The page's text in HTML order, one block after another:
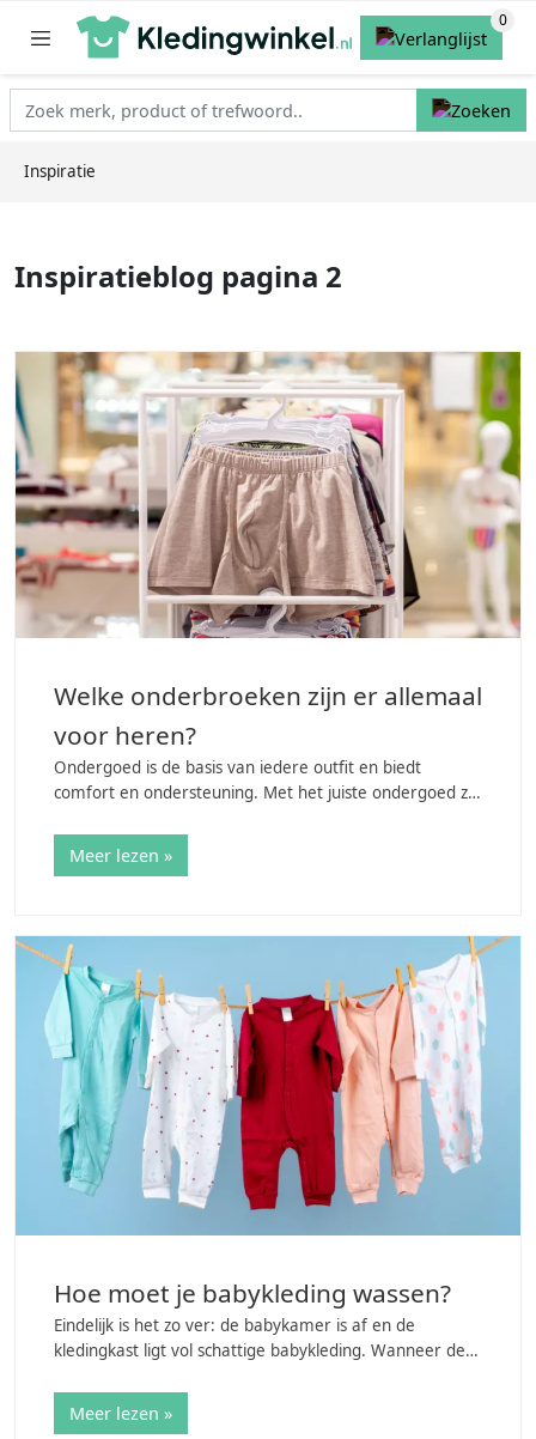
Inspiratie
Inspiratieblog pagina 2
Welke onderbroeken zijn er allemaal
voor heren?
Ondergoed is de basis van iedere outfit en biedt
comfort en ondersteuning. Met het juiste ondergoed zit
Meer lezen »
Hoe moet je babykleding wassen?
Eindelijk is het zo ver: de babykamer is af en de
kledingkast ligt vol schattige babykleding. Wanneer de
Meer lezen »